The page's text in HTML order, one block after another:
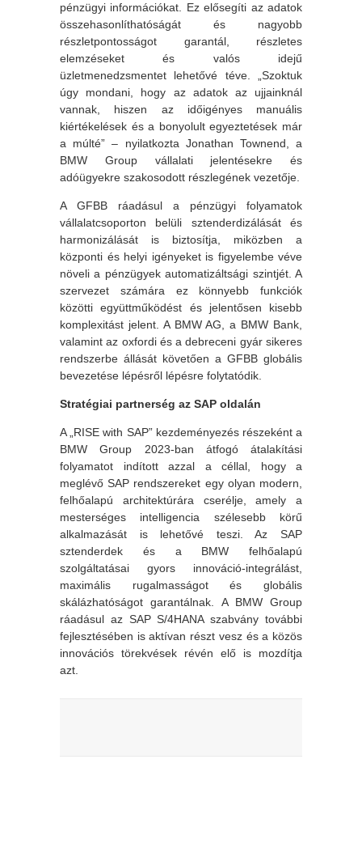
pénzügyi információkat. Ez elősegíti az adatok
összehasonlíthatóságát és nagyobb
részletpontosságot garantál, részletes
elemzéseket és valós idejű
üzletmenedzsmentet lehetővé téve. „Szoktuk
úgy mondani, hogy az adatok az ujjainknál
vannak, hiszen az időigényes manuális
kiértékelések és a bonyolult egyeztetések már
a múlté” – nyilatkozta Jonathan Townend, a
BMW Group vállalati jelentésekre és
adóügyekre szakosodott részlegének vezetője.
A GFBB ráadásul a pénzügyi folyamatok
vállalatcsoporton belüli sztenderdizálását és
harmonizálását is biztosítja, miközben a
központi és helyi igényeket is figyelembe véve
növeli a pénzügyek automatizáltsági szintjét. A
szervezet számára ez könnyebb funkciók
közötti együttműködést és jelentősen kisebb
komplexitást jelent. A BMW AG, a BMW Bank,
valamint az oxfordi és a debreceni gyár sikeres
rendszerbe állását követően a GFBB globális
bevezetése lépésről lépésre folytatódik.
Stratégiai partnerség az SAP oldalán
A „RISE with SAP” kezdeményezés részeként a
BMW Group 2023-ban átfogó átalakítási
folyamatot indított azzal a céllal, hogy a
meglévő SAP rendszereket egy olyan modern,
felhőalapú architektúrára cserélje, amely a
mesterséges intelligencia szélesebb körű
alkalmazását is lehetővé teszi. Az SAP
sztenderdek és a BMW felhőalapú
szolgáltatásai gyors innováció-integrálást,
maximális rugalmasságot és globális
skálázhatóságot garantálnak. A BMW Group
ráadásul az SAP S/4HANA szabvány további
fejlesztésében is aktívan részt vesz és a közös
innovációs törekvések révén elő is mozdítja
azt.